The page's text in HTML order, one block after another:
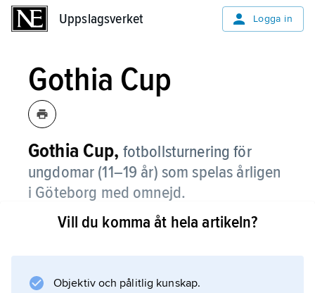
Uppslagsverket Logga in
Gothia Cup
Gothia Cup, fotbollsturnering för
ungdomar (11–19 år) som spelas årligen
i Göteborg med omnejd.
Gothia Cup har vuxit till ett av världens största
nationer har deltagit sedan starten 1975.
Vill du komma åt hela artikeln?
Objektiv och pålitlig kunskap.